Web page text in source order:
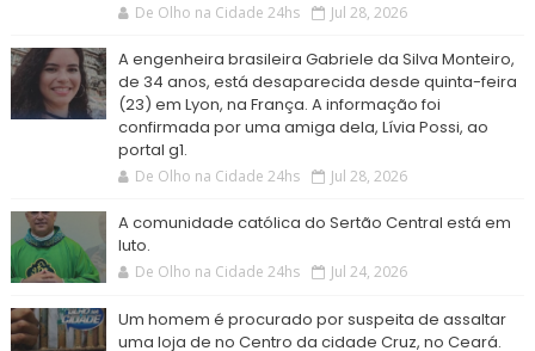
De Olho na Cidade 24hs Jul 28, 2026
A engenheira brasileira Gabriele da Silva Monteiro,
de 34 anos, está desaparecida desde quinta-feira
(23) em Lyon, na França. A informação foi
confirmada por uma amiga dela, Lívia Possi, ao
portal g1.
De Olho na Cidade 24hs Jul 28, 2026
A comunidade católica do Sertão Central está em
luto.
De Olho na Cidade 24hs Jul 24, 2026
Um homem é procurado por suspeita de assaltar
uma loja de no Centro da cidade Cruz, no Ceará.